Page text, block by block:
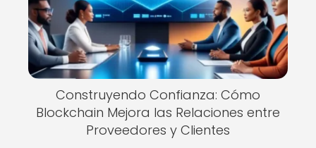
Construyendo Confianza: Cómo
Blockchain Mejora las Relaciones entre
Proveedores y Clientes